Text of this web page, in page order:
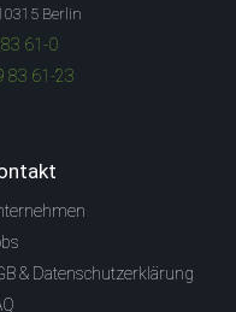
Berlin
61-0
83 61-23
& Datenschutzerklärung